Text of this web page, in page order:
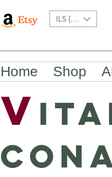
ILS (₪)
Home Shop
v